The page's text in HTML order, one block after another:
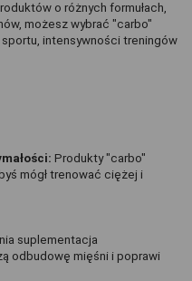
o różnych formułach,
możesz wybrać "carbo"
intensywności treningów
Produkty "carbo"
mógł trenować ciężej i
suplementacja
odbudowę mięśni i poprawi